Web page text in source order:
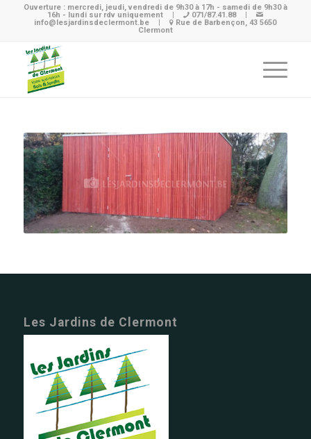
Ouverture : mercredi, jeudi, vendredi de 9h30 à 17h - samedi de 9h30 à
16h - lundi sur rdv uniquement
| 071/87.41.88
|
info@lesjardinsdeclermont.be
|
Rue de Barbençon, 43 5650
Clermont
Les Jardins de Clermont